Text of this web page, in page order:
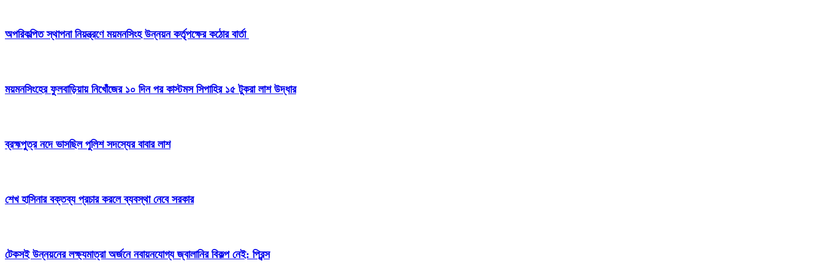
অপরিকল্পিত স্থাপনা নিয়ন্ত্রণে ময়মনসিংহ উন্নয়ন কর্তৃপক্ষের কঠোর বার্তা
ময়মনসিংহের ফুলবাড়িয়ায় নিখোঁজের ১০ দিন পর কাস্টমস সিপাহির ১৫ টুকরা লাশ উদ্ধার
ব্রহ্মপুত্র নদে ভাসছিল পুলিশ সদস্যের বাবার লাশ
শেখ হাসিনার বক্তব্য প্রচার করলে ব্যবস্থা নেবে সরকার
টেকসই উন্নয়নের লক্ষ্যমাত্রা অর্জনে নবায়নযোগ্য জ্বালানির বিকল্প নেই: প্রিন্স